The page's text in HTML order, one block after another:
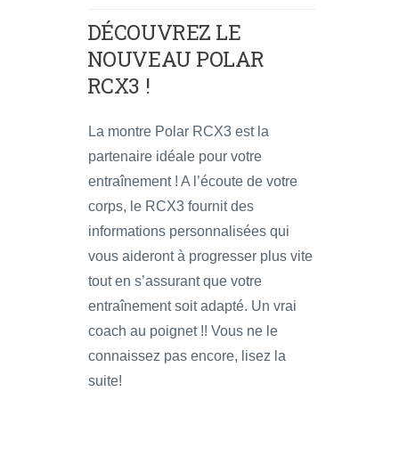
DÉCOUVREZ LE
NOUVEAU POLAR
RCX3 !
La montre Polar RCX3 est la
partenaire idéale pour votre
entraînement ! A l’écoute de votre
corps, le RCX3 fournit des
informations personnalisées qui
vous aideront à progresser plus vite
tout en s’assurant que votre
entraînement soit adapté. Un vrai
coach au poignet !! Vous ne le
connaissez pas encore, lisez la
suite!